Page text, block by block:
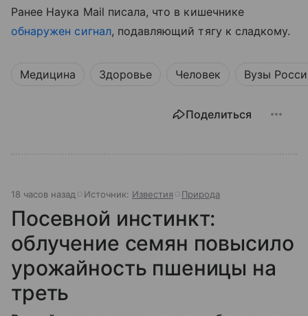
Ранее Наука Mail писала, что в кишечнике
обнаружен сигнал, подавляющий тягу к сладкому.
Медицина Здоровье Человек Вузы
Поделиться
18 часов назад Источник: Известия Природа
Посевной инстинкт:
облучение семян повысило
урожайность пшеницы на
треть